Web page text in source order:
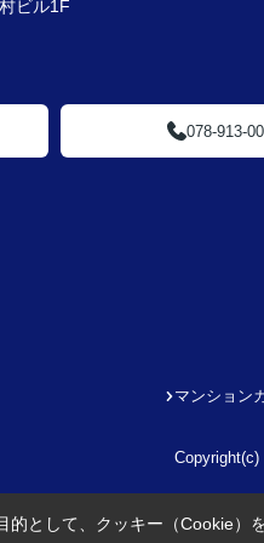
ビル1F
078-913-
マンション
として、クッキー（Cookie）